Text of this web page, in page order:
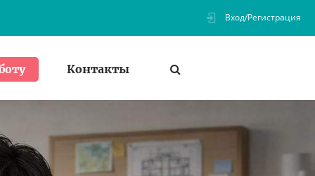
Вход/Регистрация
Контакты